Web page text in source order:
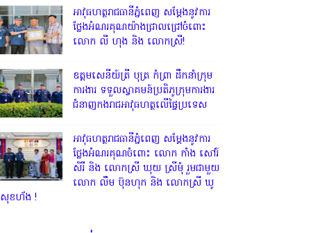
អាវុធហត្ថរាជធានីភ្នំពេញ សម្តែងនូវការ
ថ្លែងអំណរគុណយ៉ាងជ្រាលជ្រៅចំពោះ
ឧត្តមសេនីយ៍ត្រី បុត្រ កំព្រា ដឹកនាំក្រុម
ការងារ ទទួលស្វាគមន៍ប្រតិភូក្រុមការងារ
អាវុធហត្ថរាជធានីភ្នំពេញ សម្តែងនូវការ
ថ្លែងអំណរគុណចំពោះ លោក កាំង សៅរ៍
សិរី និង លោកស្រី ឃុយ ស្រីមុំ រួមជាមួយ